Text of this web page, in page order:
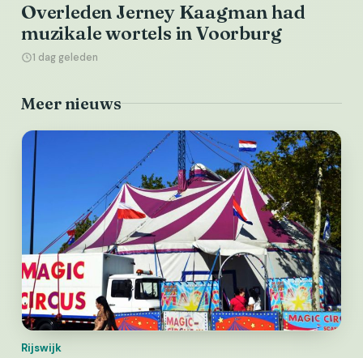
Overleden Jerney Kaagman had
muzikale wortels in Voorburg
1 dag geleden
Meer nieuws
Rijswijk